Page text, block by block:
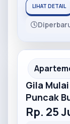
LIHAT DETAIL
Partner
Gila
Puncak
Rp. 25